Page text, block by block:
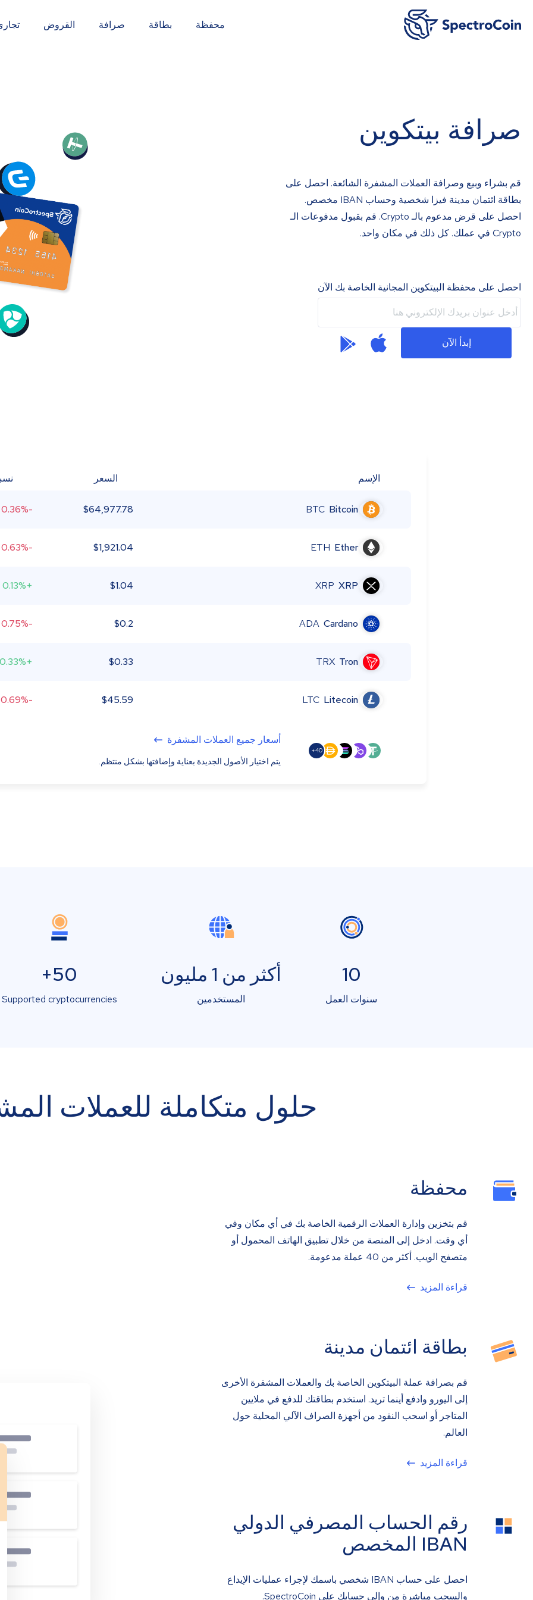
محفظة بطاقة صرافة القروض
صرافة بيتكوين
قم بشراء وبيع وصرافة العملات المشفرة الشائعة. احصل على
بطاقة ائتمان مدينة فيزا شخصية وحساب IBAN مخصص.
احصل على قرض مدعوم بالـ Crypto. قم بقبول مدفوعات الـ
Crypto في عملك. كل ذلك في مكان واحد.
احصل على محفظة البيتكوين المجانية الخاصة بك الآن
إبدأ الآن
الإسم السعر
Bitcoin
BTC
$64,977.78
-0.36%
Ether
ETH
$1,921.04
-0.63%
XRP
XRP
$1.04
+0.13%
Cardano
ADA
$0.2
-0.75%
Tron
TRX
$0.33
+0.33%
Litecoin
LTC
$45.59
-0.69%
40+
أسعار جميع العملات المشفرة
يتم اختيار الأصول الجديدة بعناية وإضافتها بشكل منتظم.
10
سنوات العمل
أكثر من 1 مليون
المستخدمين
50+
Supported cryptocurrencies
حلول متكاملة للعملات
محفظة
قم بتخزين وإدارة العملات الرقمية الخاصة بك في أي مكان وفي
أي وقت. ادخل إلى المنصة من خلال تطبيق الهاتف المحمول أو
متصفح الويب. أكثر من 40 عملة مدعومة.
قراءة المزيد
بطاقة ائتمان مدينة
قم بصرافة عملة البيتكوين الخاصة بك والعملات المشفرة الأخرى
إلى اليورو وادفع أينما تريد. استخدم بطاقتك للدفع في ملايين
المتاجر أو اسحب النقود من أجهزة الصراف الآلي المحلية حول
العالم.
قراءة المزيد
رقم الحساب المصرفي الدولي
IBAN المخصص
احصل على حساب IBAN شخصي باسمك لإجراء عمليات الإيداع
والسحب مباشرة من وإلى حسابك على SpectroCoin.